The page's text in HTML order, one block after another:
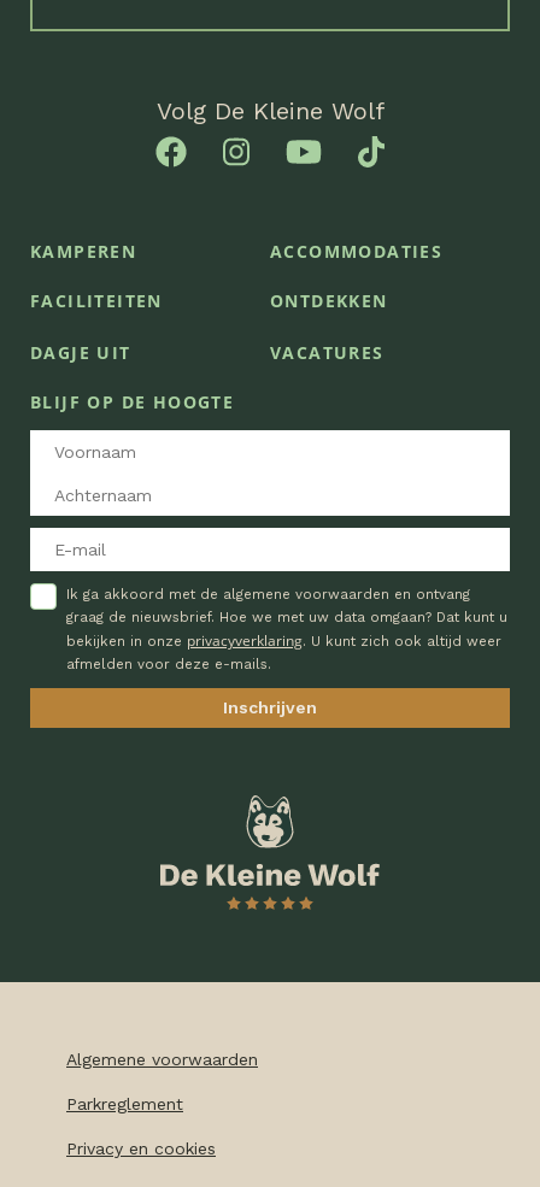
Volg De Kleine Wolf
KAMPEREN ACCOMMODATIES
FACILITEITEN ONTDEKKEN
DAGJE UIT VACATURES
BLIJF OP DE HOOGTE
Ik ga akkoord met de algemene voorwaarden en ontvang
graag de nieuwsbrief. Hoe we met uw data omgaan? Dat kunt u
bekijken in onze privacyverklaring. U kunt zich ook altijd weer
afmelden voor deze e-mails.
Algemene voorwaarden
Parkreglement
Privacy en cookies